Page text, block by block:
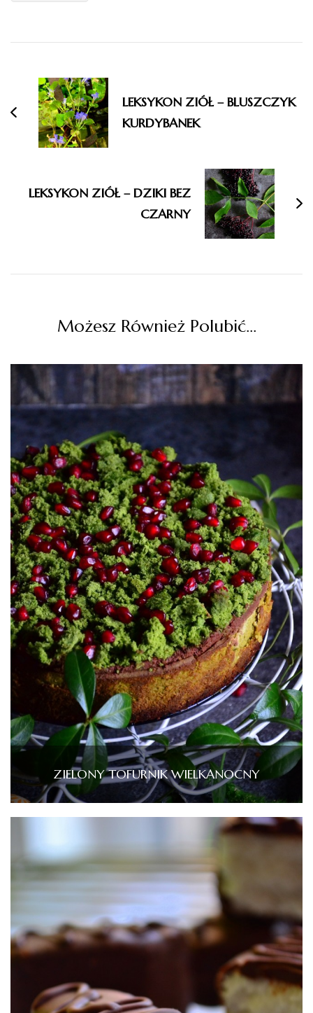
wpisu
LEKSYKON ZIÓŁ – BLUSZCZYK
KURDYBANEK
LEKSYKON ZIÓŁ – DZIKI BEZ
CZARNY
Możesz Również Polubić…
ZIELONY TOFURNIK WIELKANOCNY